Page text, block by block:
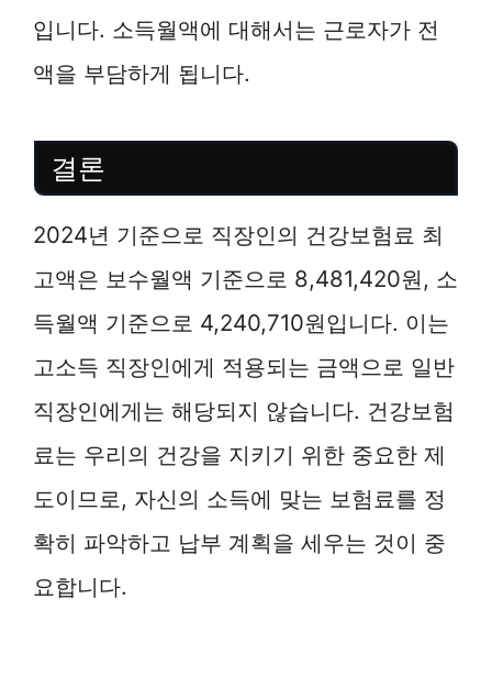
입니다. 소득월액에 대해서는 근로자가 전
액을 부담하게 됩니다.
결론
2024년 기준으로 직장인의 건강보험료 최
고액은 보수월액 기준으로 8,481,420원, 소
득월액 기준으로 4,240,710원입니다. 이는
고소득 직장인에게 적용되는 금액으로 일반
직장인에게는 해당되지 않습니다. 건강보험
료는 우리의 건강을 지키기 위한 중요한 제
도이므로, 자신의 소득에 맞는 보험료를 정
확히 파악하고 납부 계획을 세우는 것이 중
요합니다.